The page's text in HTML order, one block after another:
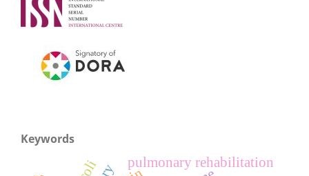
Keywords
pulmonary rehabilitation